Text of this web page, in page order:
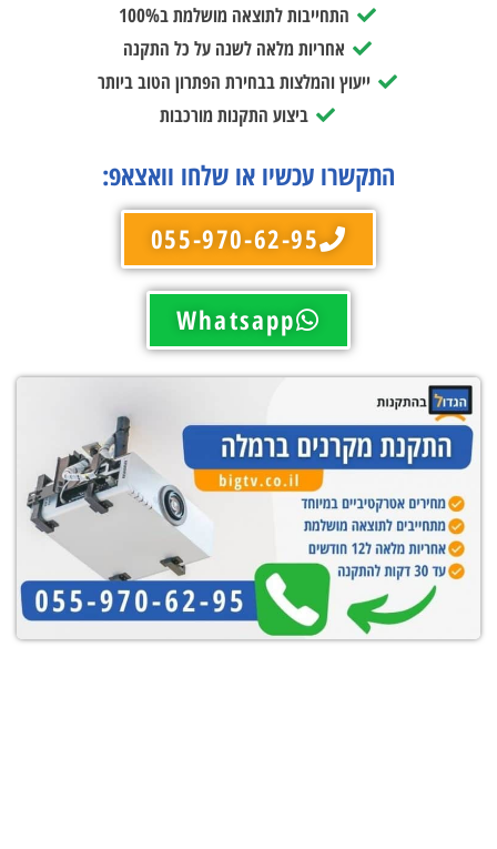
התחייבות לתוצאה מושלמת ב100%
אחריות מלאה לשנה על כל התקנה
ייעוץ והמלצות בבחירת הפתרון הטוב ביותר
ביצוע התקנות מורכבות
התקשרו עכשיו או שלחו וואצאפ:
055-970-62-95
Whatsapp